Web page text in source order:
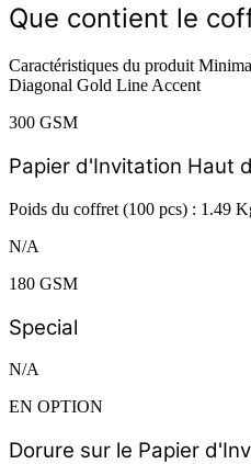
Que contient le
Caractéristiques du produit
Diagonal Gold Line Accent
300 GSM
Papier d'Invitation Haut
Poids du coffret (100 pcs) : 1.49
N/A
180 GSM
Special
N/A
EN OPTION
Dorure sur le Papier